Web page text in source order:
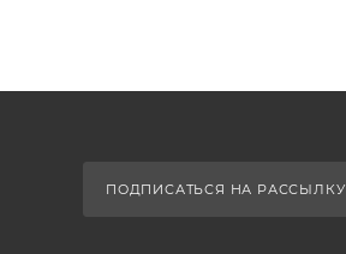
ПОДПИСАТЬСЯ НА РАССЫЛКУ